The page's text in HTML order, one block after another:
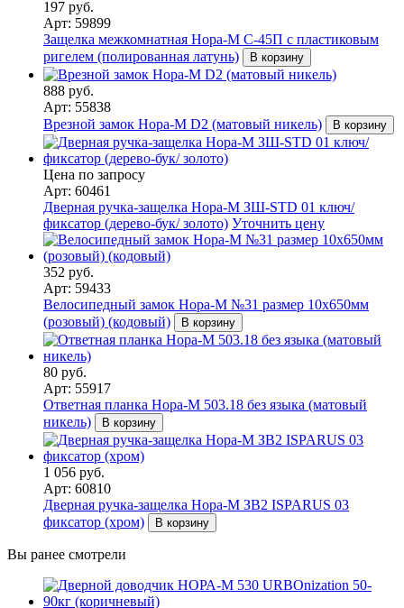
197 руб.
Арт: 59899
Защелка межкомнатная Нора-М С-45П с пластиковым
ригелем (полированная латунь)
В корзину
888 руб.
Арт: 55838
Врезной замок Нора-М D2 (матовый никель)
В корзину
Цена по запросу
Арт: 60461
Дверная ручка-защелка Нора-М ЗШ-STD 01 ключ/
фиксатор (дерево-бук/ золото) Уточнить цену
352 руб.
Арт: 59433
Велосипедный замок Нора-М №31 размер 10х650мм
(розовый) (кодовый)
В корзину
80 руб.
Арт: 55917
Ответная планка Нора-М 503.18 без языка (матовый
никель)
В корзину
1 056 руб.
Арт: 60810
Дверная ручка-защелка Нора-М ЗВ2 ISPARUS 03
фиксатор (хром)
В корзину
Вы ранее смотрели